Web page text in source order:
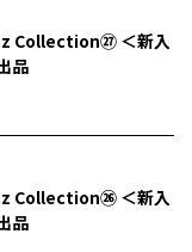
Collection㉗ ＜新入
品
Collection㉖ ＜新入
品